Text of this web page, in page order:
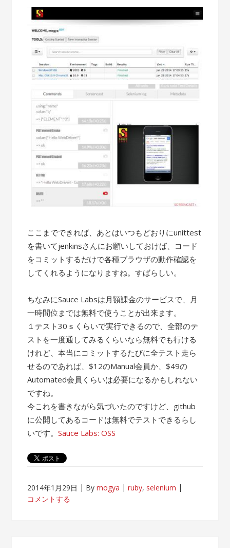
ここまでできれば、あとはいつもどおりにunittest
を書いてjenkinsさんにお願いしておけば、コード
をコミットするだけで各種ブラウザの動作確認を
してくれるようになりますね。すばらしい。
ちなみにSauce Labsは月額課金のサービスで、月
一時間位までは無料で使うことが出来ます。
１テスト30ｓくらいで実行できるので、全部のテ
ストを一度通してみるくらいなら無料でも行ける
けれど、本当にコミットするたびに全テスト走ら
せるのであれば、$12のManual会員か、$49の
Automated会員くらいは必要になるかもしれない
ですね。
今これを書きながら気づいたのですけど、github
に公開してあるコードは無料でテストできるらし
いです。Sauce Labs: OSS
2014年1月29日 Bymogya ruby, selenium
コメントする